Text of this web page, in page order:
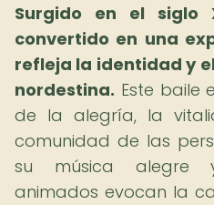
Surgido en el siglo
convertido en una
refleja la identidad y
nordestina. Este baile
de la alegría, la
comunidad de las
su música alegre
animados evocan la